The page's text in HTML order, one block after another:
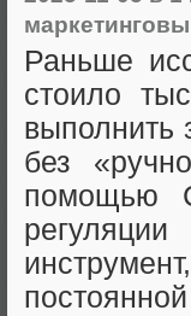
Раньше
стоило
выполнить
без
помощью